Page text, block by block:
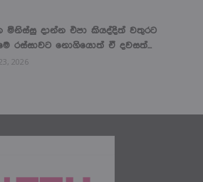
මිනිස්සු දාන්න එපා කියද්දිත් වතුරට
රස්සාවට නොගියොත් ඒ දවසත්...
2026